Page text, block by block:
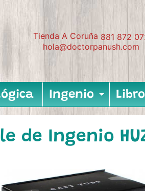
Tienda A Coruña 881 872
hola@doctorpanush.com
Ingenio
de Ingenio